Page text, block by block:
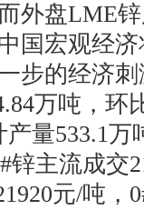
外盘LME
国宏观经
步的经济刺
万吨，环
量533.1
主流成交
元/吨，